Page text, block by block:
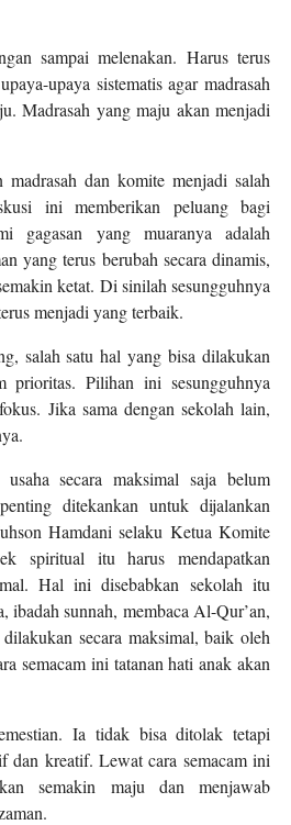
sampai melenakan. Harus terus
upaya sistematis agar madrasah
Madrasah yang maju akan menjadi
dan komite menjadi salah
ini memberikan peluang bagi
gagasan yang muaranya adalah
yang terus berubah secara dinamis,
ketat. Di sinilah sesungguhnya
menjadi yang terbaik.
salah satu hal yang bisa dilakukan
prioritas. Pilihan ini sesungguhnya
Jika sama dengan sekolah lain,
usaha secara maksimal saja belum
ditekankan untuk dijalankan
Hamdani selaku Ketua Komite
spiritual itu harus mendapatkan
Hal ini disebabkan sekolah itu
ibadah sunnah, membaca Al-Qur’an,
secara maksimal, baik oleh
semacam ini tatanan hati anak akan
Ia tidak bisa ditolak tetapi
dan kreatif. Lewat cara semacam ini
semakin maju dan menjawab